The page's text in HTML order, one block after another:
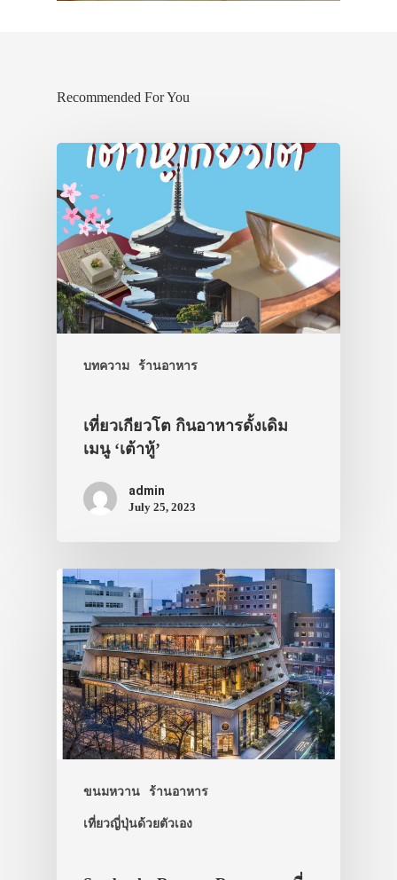
Recommended For You
บทความ ร้านอาหาร
เที่ยวเกียวโต กินอาหารดั้งเดิม
เมนู ‘เต้าหู้’
admin
July 25, 2023
ขนมหวาน ร้านอาหาร
เที่ยวญี่ปุ่นด้วยตัวเอง